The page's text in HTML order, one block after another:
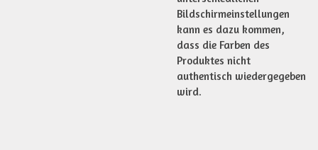
Bildschirmeinstellungen
kann es dazu kommen,
dass die Farben des
Produktes nicht
authentisch wiedergegeben
wird.